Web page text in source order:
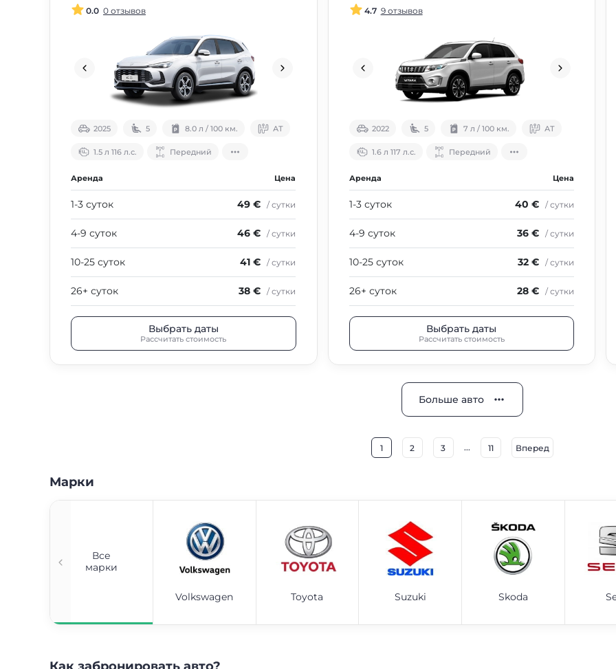
0.0 0 отзывов
2025 5 8.0 л / 100 км. АТ
1.5 л 116 л.с. Передний
Аренда Цена
1-3 суток 49 € / сутки
4-9 суток 46 € / сутки
10-25 суток 41 € / сутки
26+ суток 38 € / сутки
Выбрать даты
Рассчитать стоимость
4.7 9 отзывов
2022 5 7 л / 100 км. АТ
1.6 л 117 л.с. Передний
Аренда Цена
1-3 суток 40 € / сутки
4-9 суток 36 € / сутки
10-25 суток 32 € / сутки
26+ суток 28 € / сутки
Выбрать даты
Рассчитать стоимость
Больше авто
1 2 3 ... 11 Вперед
Марки
Все
марки
Volkswagen Toyota Suzuki Skoda